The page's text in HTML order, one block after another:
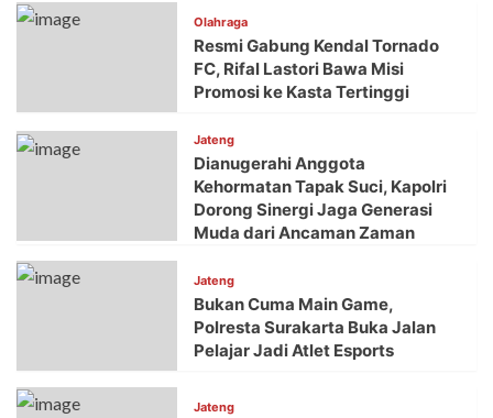
Olahraga
Resmi Gabung Kendal Tornado
FC, Rifal Lastori Bawa Misi
Promosi ke Kasta Tertinggi
Jateng
Dianugerahi Anggota
Kehormatan Tapak Suci, Kapolri
Dorong Sinergi Jaga Generasi
Muda dari Ancaman Zaman
Jateng
Bukan Cuma Main Game,
Polresta Surakarta Buka Jalan
Pelajar Jadi Atlet Esports
Jateng